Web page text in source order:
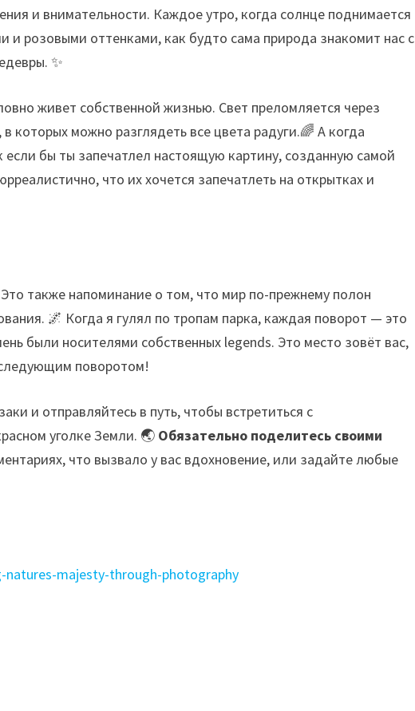
и внимательности. Каждое утро, когда солнце поднимается
и розовыми оттенками, как будто сама природа знакомит нас с
✨
живет собственной жизнью. Свет преломляется через
которых можно разглядеть все цвета радуги.🌈 А когда
бы ты запечатлел настоящую картину, созданную самой
что их хочется запечатлеть на открытках и
также напоминание о том, что мир по-прежнему полон
🌌 Когда я гулял по тропам парка, каждая поворот — это
были носителями собственных legends. Это место зовёт вас,
поворотом!
и отправляйтесь в путь, чтобы встретиться с
уголке Земли. 🌏 Обязательно поделитесь своими
что вызвало у вас вдохновение, или задайте любые
majesty-through-photography